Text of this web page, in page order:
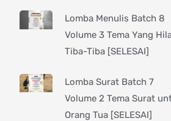
Lomba Menulis Batch 8
Volume 3 Tema Yang
Tiba-Tiba [SELESAI]
Lomba Surat Batch 7
Volume 2 Tema Surat
Orang Tua [SELESAI]